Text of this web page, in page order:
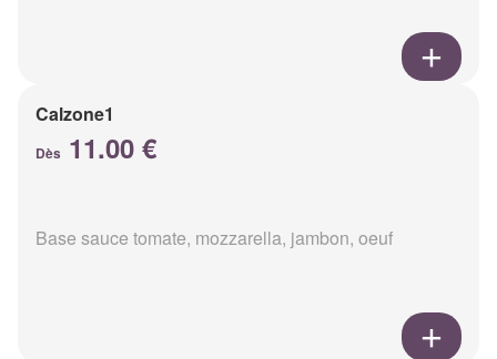
Calzone1
Dès 11.00 €
Base sauce tomate, mozzarella, jambon, oeuf